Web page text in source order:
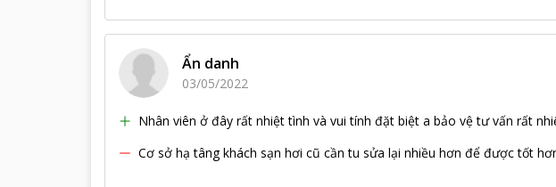
Ẩn danh
03/05/2022
Nhân viên ở đây rất nhiệt tình và vui tính đặt biệt a bảo vệ tư vấn rất
Cơ sở hạ tâng khách sạn hơi cũ cần tu sửa lại nhiều hơn để được tốt